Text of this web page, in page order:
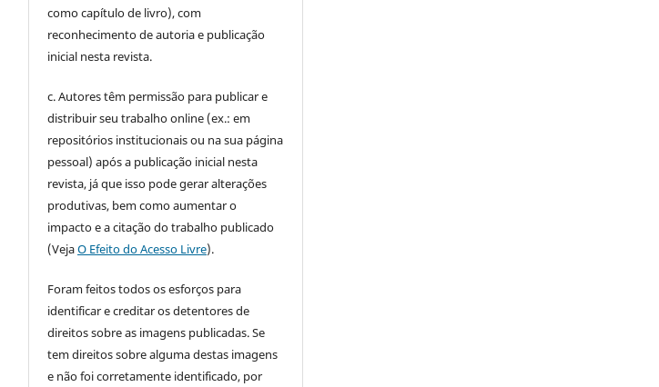
como capítulo de livro), com
reconhecimento de autoria e publicação
inicial nesta revista.
c. Autores têm permissão para publicar e
distribuir seu trabalho online (ex.: em
repositórios institucionais ou na sua página
pessoal) após a publicação inicial nesta
revista, já que isso pode gerar alterações
produtivas, bem como aumentar o
impacto e a citação do trabalho publicado
(VejaO Efeito do Acesso Livre).
Foram feitos todos os esforços para
identificar e creditar os detentores de
direitos sobre as imagens publicadas. Se
tem direitos sobre alguma destas imagens
e não foi corretamente identificado, por